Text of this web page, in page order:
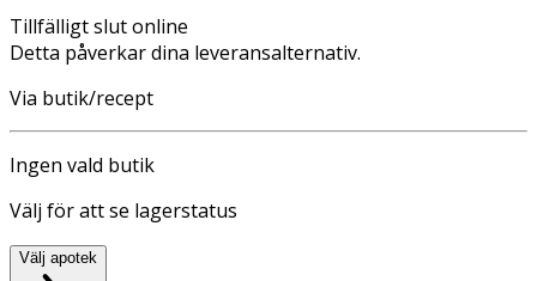
Tillfälligt slut online
Detta påverkar dina leveransalternativ.
Via butik/recept
Ingen vald butik
Välj för att se lagerstatus
Välj apotek